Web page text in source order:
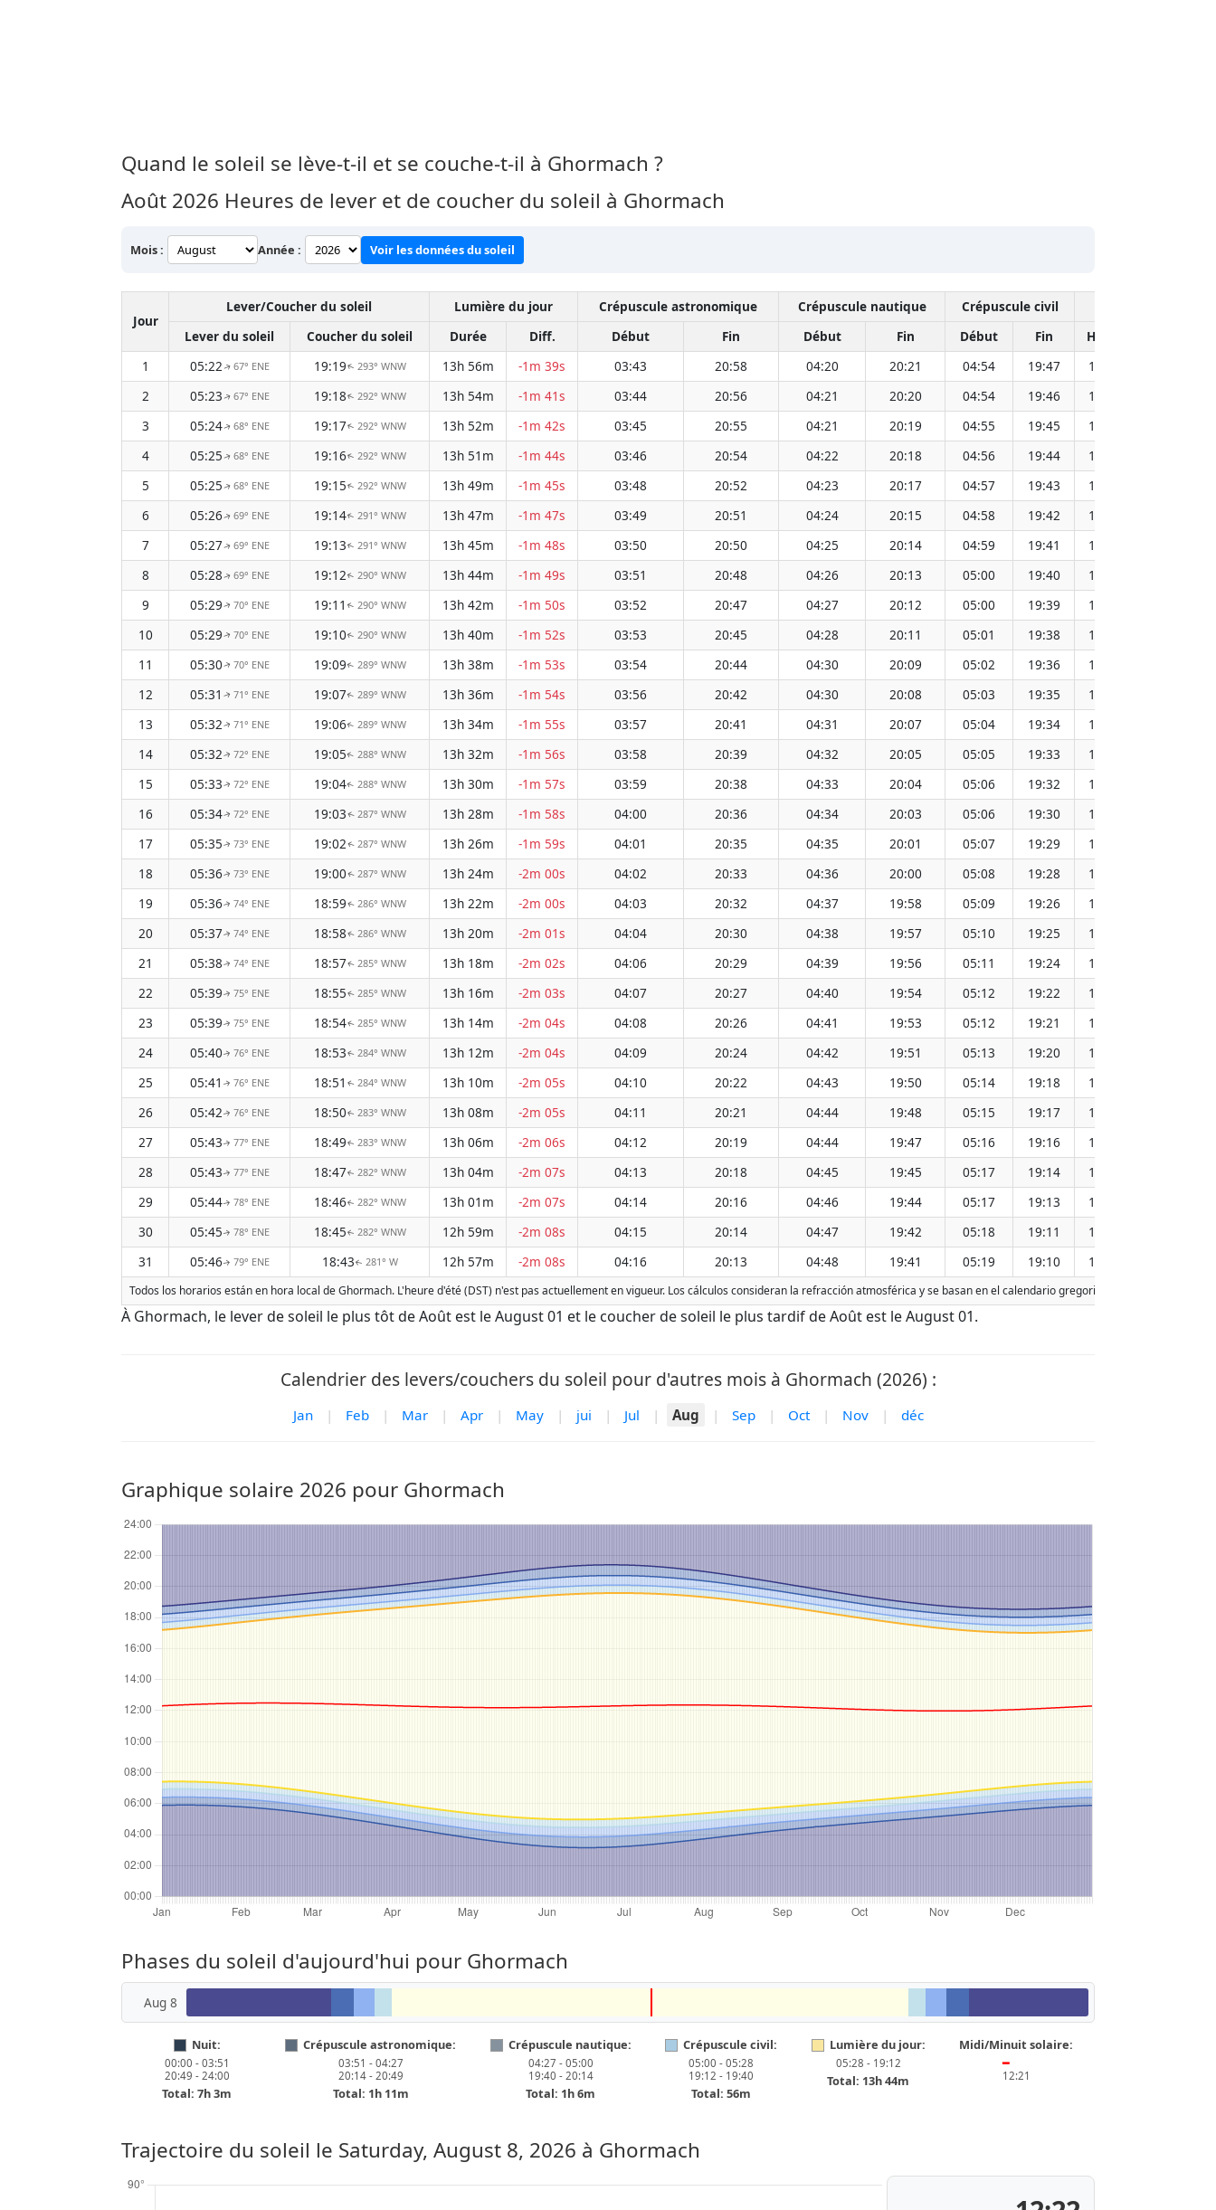
Quand le soleil se lève-t-il et se couche-t-il à Ghormach ?
Août 2026 Heures de lever et de coucher du soleil à Ghormach
Mois : Année : Voir les données du soleil
Jour
Lever/Coucher du soleil Lumière du jour Crépuscule astronomique Crépuscule nautique Crépuscule civil
Lever du soleil
Coucher du soleil Durée Diff. Début Fin Début Fin Début Fin Heure
1
05:22↑ 67° ENE 19:19↑ 293° WNW 13h 56m -1m 39s 03:43 20:58 04:20 20:21 04:54 19:47
12:21
2
05:23↑ 67° ENE 19:18↑ 292° WNW 13h 54m -1m 41s 03:44 20:56 04:21 20:20 04:54 19:46
12:21
3
05:24↑ 68° ENE 19:17↑ 292° WNW 13h 52m -1m 42s 03:45 20:55 04:21 20:19 04:55 19:45
12:21
4
05:25↑ 68° ENE 19:16↑ 292° WNW 13h 51m -1m 44s 03:46 20:54 04:22 20:18 04:56 19:44
12:21
5
05:25↑ 68° ENE 19:15↑ 292° WNW 13h 49m -1m 45s 03:48 20:52 04:23 20:17 04:57 19:43
12:20
6
05:26↑ 69° ENE 19:14↑ 291° WNW 13h 47m -1m 47s 03:49 20:51 04:24 20:15 04:58 19:42
12:20
7
05:27↑ 69° ENE 19:13↑ 291° WNW 13h 45m -1m 48s 03:50 20:50 04:25 20:14 04:59 19:41
12:20
8
05:28↑ 69° ENE 19:12↑ 290° WNW 13h 44m -1m 49s 03:51 20:48 04:26 20:13 05:00 19:40
12:20
9
05:29↑ 70° ENE 19:11 ↑ 290° WNW 13h 42m -1m 50s 03:52 20:47 04:27 20:12 05:00 19:39
12:20
10
05:29↑ 70° ENE 19:10↑ 290° WNW 13h 40m -1m 52s 03:53 20:45 04:28 20:11 05:01 19:38
12:20
11
05:30↑ 70° ENE 19:09↑ 289° WNW 13h 38m -1m 53s 03:54 20:44 04:30 20:09 05:02 19:36
12:20
12
05:31 ↑ 71° ENE 19:07↑ 289° WNW 13h 36m -1m 54s 03:56 20:42 04:30 20:08 05:03 19:35
12:20
13
05:32↑ 71° ENE 19:06↑ 289° WNW 13h 34m -1m 55s 03:57 20:41 04:31 20:07 05:04 19:34
12:19
14
05:32↑ 72° ENE 19:05↑ 288° WNW 13h 32m -1m 56s 03:58 20:39 04:32 20:05 05:05 19:33
12:19
15
05:33↑ 72° ENE 19:04↑ 288° WNW 13h 30m -1m 57s 03:59 20:38 04:33 20:04 05:06 19:32
12:19
16
05:34↑ 72° ENE 19:03↑ 287° WNW 13h 28m -1m 58s 04:00 20:36 04:34 20:03 05:06 19:30
12:19
17
05:35↑ 73° ENE 19:02↑ 287° WNW 13h 26m -1m 59s 04:01 20:35 04:35 20:01 05:07 19:29
12:19
18
05:36↑ 73° ENE 19:00↑ 287° WNW 13h 24m -2m 00s 04:02 20:33 04:36 20:00 05:08 19:28
12:18
19
05:36↑ 74° ENE 18:59↑ 286° WNW 13h 22m -2m 00s 04:03 20:32 04:37 19:58 05:09 19:26
12:18
20
05:37↑ 74° ENE 18:58↑ 286° WNW 13h 20m -2m 01s 04:04 20:30 04:38 19:57 05:10 19:25
12:18
21
05:38↑ 74° ENE 18:57↑ 285° WNW 13h 18m -2m 02s 04:06 20:29 04:39 19:56 05:11 19:24
12:18
22
05:39↑ 75° ENE 18:55↑ 285° WNW 13h 16m -2m 03s 04:07 20:27 04:40 19:54 05:12 19:22
12:17
23
05:39↑ 75° ENE 18:54↑ 285° WNW 13h 14m -2m 04s 04:08 20:26 04:41 19:53 05:12 19:21
12:17
24
05:40↑ 76° ENE 18:53↑ 284° WNW 13h 12m -2m 04s 04:09 20:24 04:42 19:51 05:13 19:20
12:17
25
05:41 ↑ 76° ENE 18:51 ↑ 284° WNW 13h 10m -2m 05s 04:10 20:22 04:43 19:50 05:14 19:18
12:17
26
05:42↑ 76° ENE 18:50↑ 283° WNW 13h 08m -2m 05s 04:11 20:21 04:44 19:48 05:15 19:17
12:16
27
05:43↑ 77° ENE 18:49↑ 283° WNW 13h 06m -2m 06s 04:12 20:19 04:44 19:47 05:16 19:16
12:16
28
05:43↑ 77° ENE 18:47↑ 282° WNW 13h 04m -2m 07s 04:13 20:18 04:45 19:45 05:17 19:14
12:16
29
05:44↑ 78° ENE 18:46↑ 282° WNW 13h 01m -2m 07s 04:14 20:16 04:46 19:44 05:17 19:13
12:15
30
05:45↑ 78° ENE 18:45↑ 282° WNW 12h 59m -2m 08s 04:15 20:14 04:47 19:42 05:18 19:11
12:15
31
05:46↑ 79° ENE 18:43↑ 281° W 12h 57m -2m 08s 04:16 20:13 04:48 19:41 05:19 19:10 12:15
Todos los horarios están en hora local de Ghormach. L'heure d'été (DST) n'est pas actuellement en vigueur. Los cálculos consideran la refracción atmosférica y se basan en el calendario gregoriano. La fecha de hoy
À Ghormach, le lever de soleil le plus tôt de Août est le August 01 et le coucher de soleil le plus tardif de Août est le August 01.
Calendrier des levers/couchers du soleil pour d'autres mois à Ghormach (2026) :
Jan | Feb | Mar | Apr | May | jui | Jul | Aug | Sep | Oct | Nov | déc
Graphique solaire 2026 pour Ghormach
Phases du soleil d'aujourd'hui pour Ghormach
Aug 8
Nuit:
00:00 - 03:51
20:49 - 24:00
Total: 7h 3m
Crépuscule astronomique:
03:51 - 04:27
20:14 - 20:49
Total: 1h 11m
Crépuscule nautique:
04:27 - 05:00
19:40 - 20:14
Total: 1h 6m
Crépuscule civil:
05:00 - 05:28
19:12 - 19:40
Total: 56m
Lumière du jour:
05:28 - 19:12
Total: 13h 44m
Midi/Minuit solaire:
━
12:21
Trajectoire du soleil le Saturday, August 8, 2026 à Ghormach